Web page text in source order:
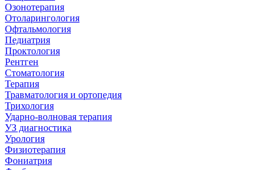
Озонотерапия
Отоларингология
Офтальмология
Педиатрия
Проктология
Рентген
Стоматология
Терапия
Травматология и ортопедия
Трихология
Ударно-волновая терапия
УЗ диагностика
Урология
Физиотерапия
Фониатрия